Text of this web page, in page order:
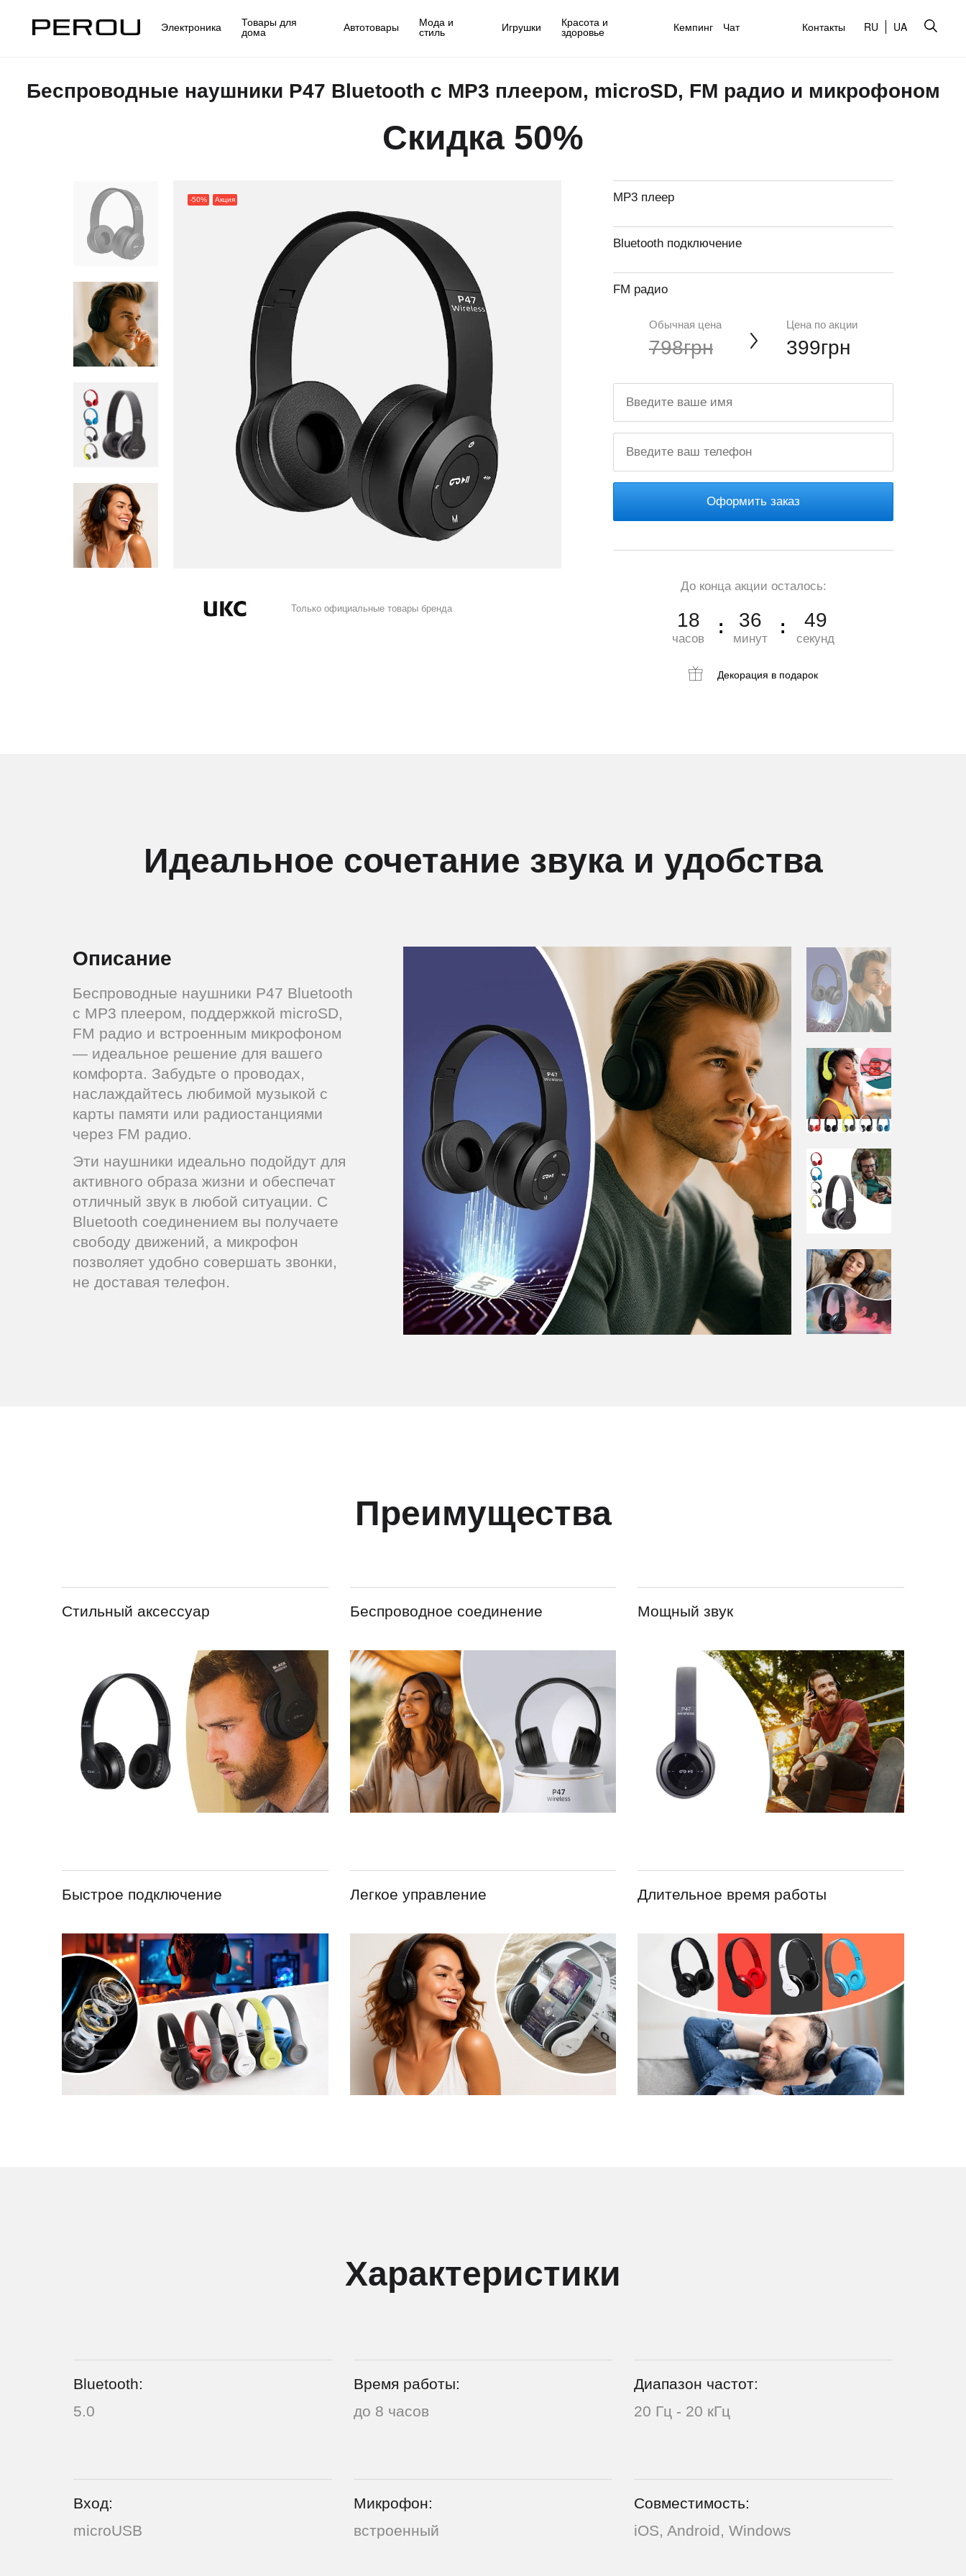
Электроника Товары для
дома Автотовары Мода и
стиль Игрушки Красота и
здоровье Кемпинг Чат Контакты RU UA
Беспроводные наушники P47 Bluetooth с MP3 плеером, microSD, FM радио и микрофоном
Скидка 50%
-50% Акция
Только официальные товары бренда
MP3 плеер
Bluetooth подключение
FM радио
Обычная цена
798грн
Цена по акции
399грн
Оформить заказ
До конца акции осталось:
18
часов
36
минут
48
секунд
Декорация в подарок
Идеальное сочетание звука и удобства
Описание
Беспроводные наушники P47 Bluetooth
с MP3 плеером, поддержкой microSD,
FM радио и встроенным микрофоном
— идеальное решение для вашего
комфорта. Забудьте о проводах,
наслаждайтесь любимой музыкой с
карты памяти или радиостанциями
через FM радио.
Эти наушники идеально подойдут для
активного образа жизни и обеспечат
отличный звук в любой ситуации. С
Bluetooth соединением вы получаете
свободу движений, а микрофон
позволяет удобно совершать звонки,
не доставая телефон.
Преимущества
Стильный аксессуар Беспроводное соединение Мощный звук
Быстрое подключение Легкое управление Длительное время работы
Характеристики
Bluetooth:
5.0
Время работы:
до 8 часов
Диапазон частот:
20 Гц - 20 кГц
Вход:
microUSB
Микрофон:
встроенный
Совместимость:
iOS, Android, Windows